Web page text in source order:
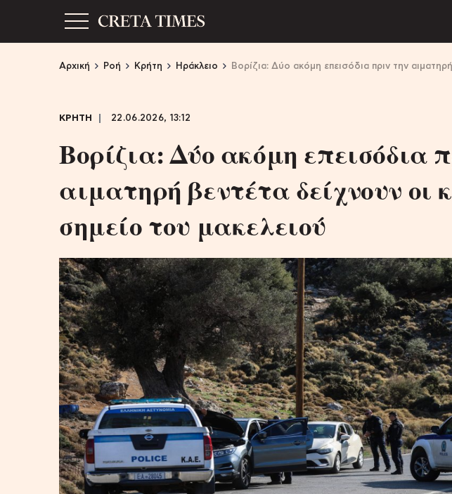
Αρχική Ροή Κρήτη Ηράκλειο Βορίζια: Δύο ακόμη επεισόδια πριν την
ΚΡΗΤΗ 22.06.2026, 13:12
Βορίζια: Δύο ακόμη επεισόδια
αιματηρή βεντέτα δείχνουν οι
σημείο του μακελειού